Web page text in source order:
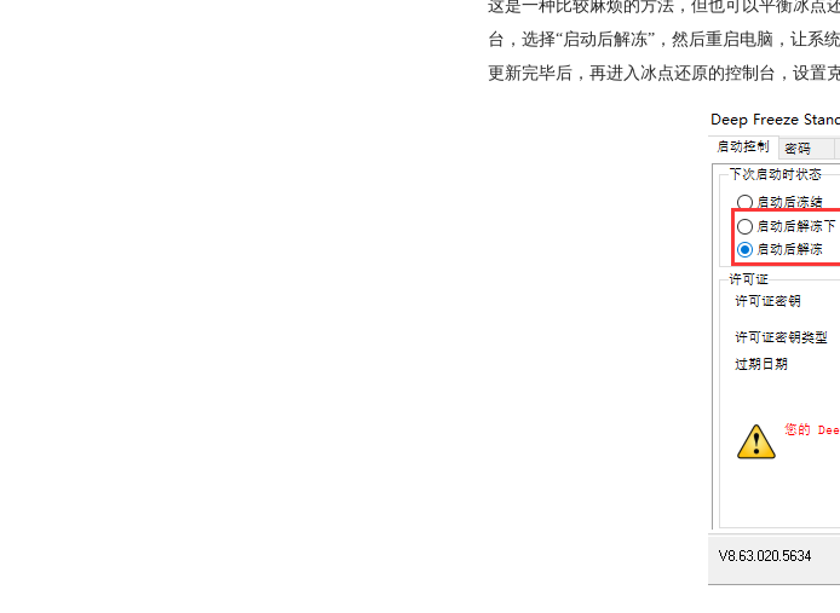
这是一种比较麻烦的方法，但也可以平衡冰点
台，选择“启动后解冻”，然后重启电脑，让系统
更新完毕后，再进入冰点还原的控制台，设置